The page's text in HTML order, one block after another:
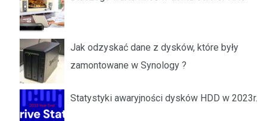
Jak odzyskać dane z dysków, które były
zamontowane w Synology ?
Statystyki awaryjności dysków HDD w 2023r.